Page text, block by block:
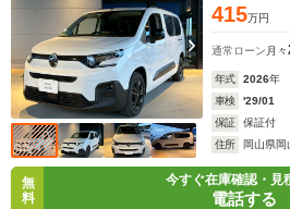
415万円
通常ローン 月々
年式 2026年
車検
'29/01
保証
保証付
住所
岡山県岡
無
料
今すぐ在庫確認・見
電話する